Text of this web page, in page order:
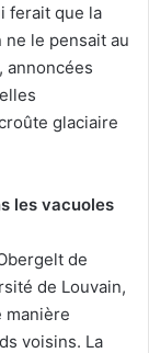
ferait que la
le pensait au
annoncées
glaciaire
les vacuoles
de
de Louvain,
manière
voisins. La